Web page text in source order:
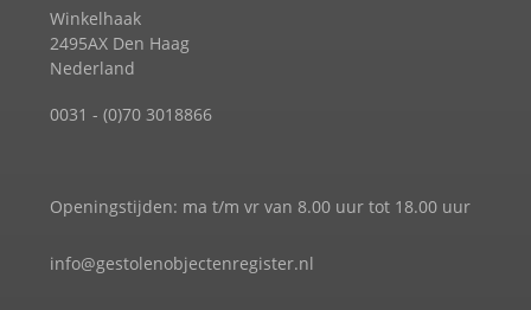
Winkelhaak
2495AX Den Haag
Nederland
0031 - (0)70 3018866
Openingstijden: ma t/m vr van 8.00 uur tot 18.00 uur
info@gestolenobjectenregister.nl